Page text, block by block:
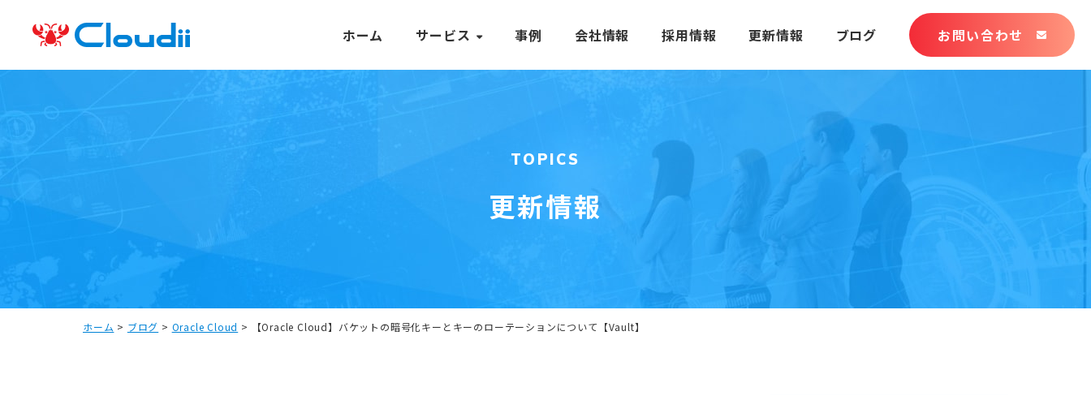
ホーム サービス 事例 会社情報 採用情報 更新情報 ブログ お問い合わせ
TOPICS
更新情報
ホーム > ブログ > Oracle Cloud > 【Oracle Cloud】バケットの暗号化キーとキーのローテーションについて【Vault】